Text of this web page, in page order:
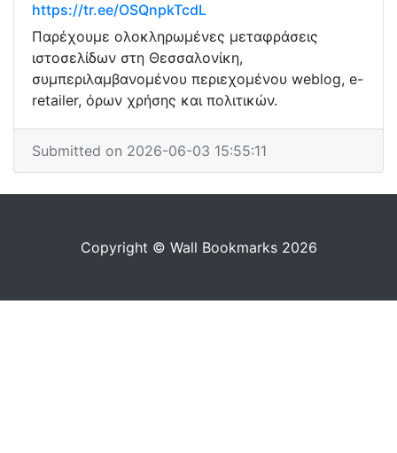
https://tr.ee/OSQnpkTcdL
Παρέχουμε ολοκληρωμένες μεταφράσεις
ιστοσελίδων στη Θεσσαλονίκη,
συμπεριλαμβανομένου περιεχομένου weblog, e-
retailer, όρων χρήσης και πολιτικών.
Submitted on 2026-06-03 15:55:11
Copyright © Wall Bookmarks 2026